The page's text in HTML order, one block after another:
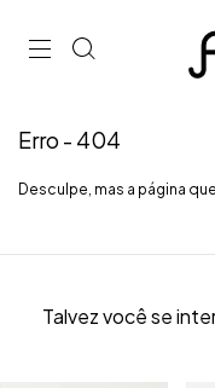
Erro - 404
Desculpe, mas a página
Talvez você se